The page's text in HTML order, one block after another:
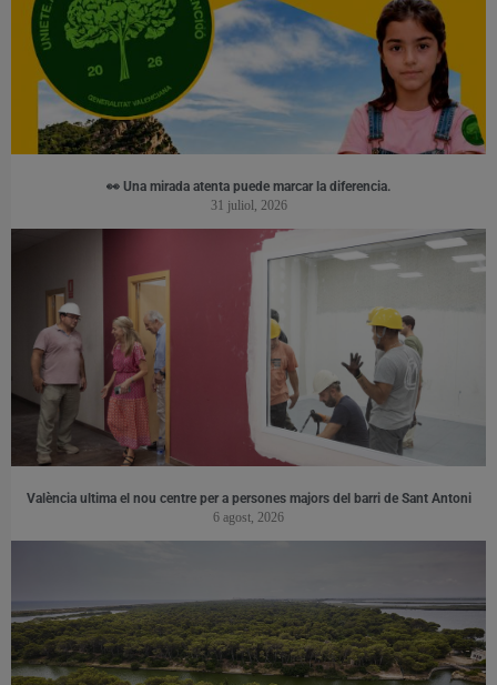
👀 Una mirada atenta puede marcar la diferencia.
31 juliol, 2026
València ultima el nou centre per a persones majors del barri de Sant Antoni
6 agost, 2026